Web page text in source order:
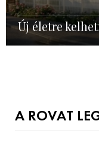
Új életre
A ROVAT